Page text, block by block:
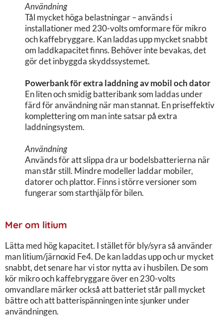
Användning
Tål mycket höga belastningar – används i
installationer med 230-volts omformare för mikro
och kaffebryggare. Kan laddas upp mycket snabbt
om laddkapacitet finns. Behöver inte bevakas, det
gör det inbyggda skyddssystemet.
Powerbank för extra laddning av mobil och dator
En liten och smidig batteribank som laddas under
färd för användning när man stannat. En priseffektiv
komplettering om man inte satsar på extra
laddningsystem.
Användning
Används för att slippa dra ur bodelsbatterierna när
man står still. Mindre modeller laddar mobiler,
datorer och plattor. Finns i större versioner som
fungerar som starthjälp för bilen.
Mer om litium
Lätta med hög kapacitet. I stället för bly/syra så använder
man litium/järnoxid Fe4. De kan laddas upp och ur mycket
snabbt, det senare har vi stor nytta av i husbilen. De som
kör mikro och kaffebryggare över en 230-volts
omvandlare märker också att batteriet står pall mycket
bättre och att batterispänningen inte sjunker under
användningen.